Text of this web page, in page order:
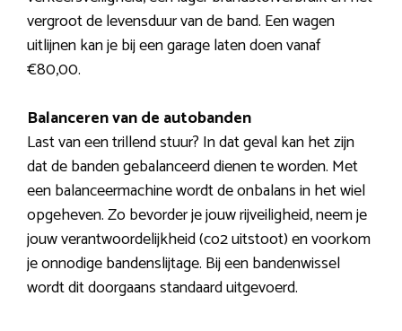
vergroot de levensduur van de band. Een wagen
uitlijnen kan je bij een garage laten doen vanaf
€80,00.
Balanceren van de autobanden
Last van een trillend stuur? In dat geval kan het zijn
dat de banden gebalanceerd dienen te worden. Met
een balanceermachine wordt de onbalans in het wiel
opgeheven. Zo bevorder je jouw rijveiligheid, neem je
jouw verantwoordelijkheid (co2 uitstoot) en voorkom
je onnodige bandenslijtage. Bij een bandenwissel
wordt dit doorgaans standaard uitgevoerd.